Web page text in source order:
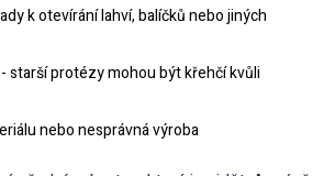
k otevírání lahví, balíčků nebo jiných
starší protézy mohou být křehčí kvůli
nebo nesprávná výroba